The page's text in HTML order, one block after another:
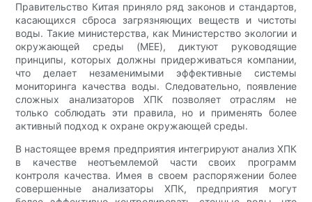
Правительство Китая приняло ряд законов и стандартов,
касающихся сброса загрязняющих веществ и чистоты
воды. Такие министерства, как Министерство экологии и
окружающей среды (MEE), диктуют руководящие
принципы, которых должны придерживаться компании,
что делает незаменимыми эффективные системы
мониторинга качества воды. Следовательно, появление
сложных анализаторов ХПК позволяет отраслям не
только соблюдать эти правила, но и применять более
активный подход к охране окружающей среды.
В настоящее время предприятия интегрируют анализ ХПК
в качестве неотъемлемой части своих программ
контроля качества. Имея в своем распоряжении более
совершенные анализаторы ХПК, предприятия могут